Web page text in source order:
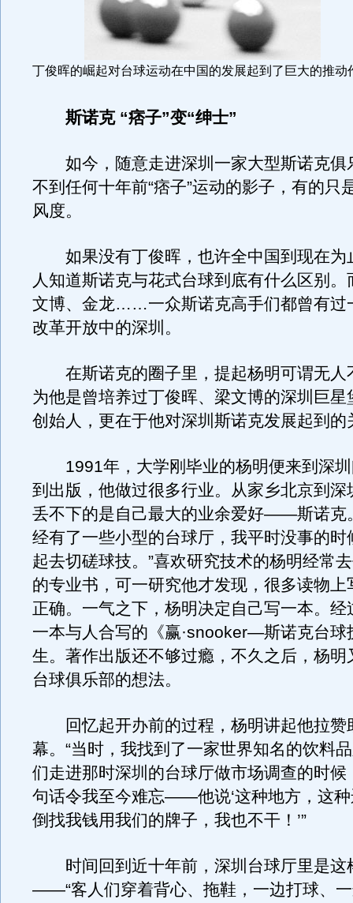
丁俊晖的崛起对台球运动在中国的发展起到了巨大的推动
斯诺克 “痞子”变“绅士”
如今，随意走进深圳一家大型斯诺克俱
不到任何十年前“痞子”运动的影子，有的只
风度。
如果没有丁俊晖，也许全中国到现在为
人知道斯诺克与花式台球到底有什么区别。
文博、金龙……一众斯诺克高手们都曾有
改革开放中的深圳。
在斯诺克的圈子里，提起杨明可谓无人
为他是曾培养过丁俊晖、梁文博的深圳巨星
创始人，更在于他对深圳斯诺克发展起到的
1991年，大学刚毕业的杨明便来到深圳
到出版，他做过很多行业。从家乡北京到深
丢不下的是自己最大的业余爱好——斯诺克
经有了一些小型的台球厅，我平时没事的时
起去切磋球技。”喜欢研究技术的杨明经常
的专业书，可一研究他才发现，很多读物上
正确。一气之下，杨明决定自己写一本。经
一本与人合写的《赢·snooker—斯诺克台球
生。著作出版还不够过瘾，不久之后，杨明
台球俱乐部的想法。
回忆起开办前的过程，杨明讲起他拉赞
幕。“当时，我找到了一家世界知名的饮料
们走进那时深圳的台球厅做市场调查的时候
句话令我至今难忘——他说‘这种地方，这
倒找我钱用我们的牌子，我也不干！’”
时间回到近十年前，深圳台球厅里是这
——“客人们穿着背心、拖鞋，一边打球、